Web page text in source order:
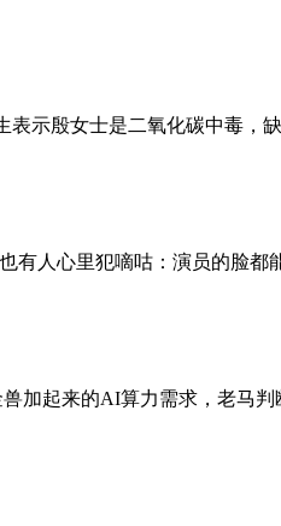
示殷女士是二氧化碳中毒
人心里犯嘀咕：演员的脸
加起来的AI算力需求，老马